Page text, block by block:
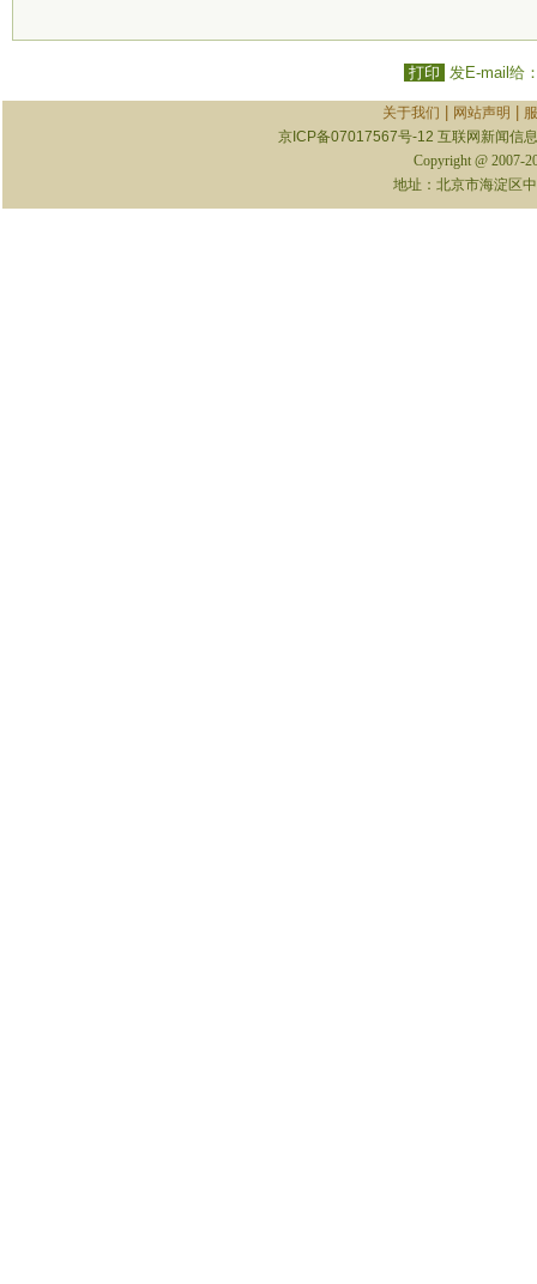
打印 发E-mail给
关于我们 网站声明
京ICP备07017567号-12 互联网新闻信
Copyright @ 2007-
地址：北京市海淀区